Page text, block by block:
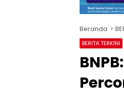
Beranda
BERITA TERKINI